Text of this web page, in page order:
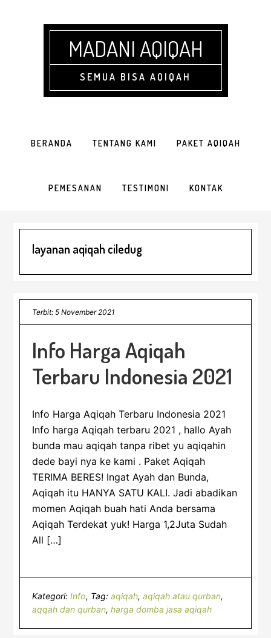
MADANI AQIQAH
SEMUA BISA AQIQAH
BERANDA TENTANG KAMI PAKET AQIQAH
PEMESANAN TESTIMONI KONTAK
layanan aqiqah ciledug
Terbit: 5 November 2021
Info Harga Aqiqah
Terbaru Indonesia 2021
Info Harga Aqiqah Terbaru Indonesia 2021
Info harga Aqiqah terbaru 2021 , hallo Ayah
bunda mau aqiqah tanpa ribet yu aqiqahin
dede bayi nya ke kami . Paket Aqiqah
TERIMA BERES! Ingat Ayah dan Bunda,
Aqiqah itu HANYA SATU KALI. Jadi abadikan
momen Aqiqah buah hati Anda bersama
Aqiqah Terdekat yuk! Harga 1,2Juta Sudah
All […]
Kategori:Info Tag:aqiqah,aqiqah atau qurban,
aqqah dan qurban,harga domba jasa aqiqah